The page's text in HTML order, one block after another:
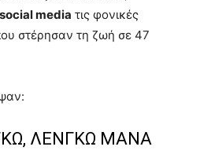
social media τις φονικές
στέρησαν τη ζωή σε 47
ΛΈΝΓΚΩ ΜΆΝΑ